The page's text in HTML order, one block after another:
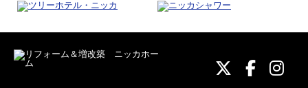
ニッカ
ニッニ